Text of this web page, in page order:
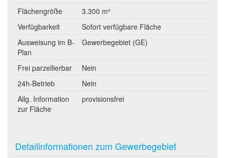
Flächengröße
3.300 m²
Verfügbarkeit
Sofort verfügbare Fläche
Ausweisung im B-
Plan
Gewerbegebiet (GE)
Frei parzellierbar
Nein
24h-Betrieb
Nein
Allg. Information
zur Fläche
provisionsfrei
Detailinformationen zum Gewerbegebiet